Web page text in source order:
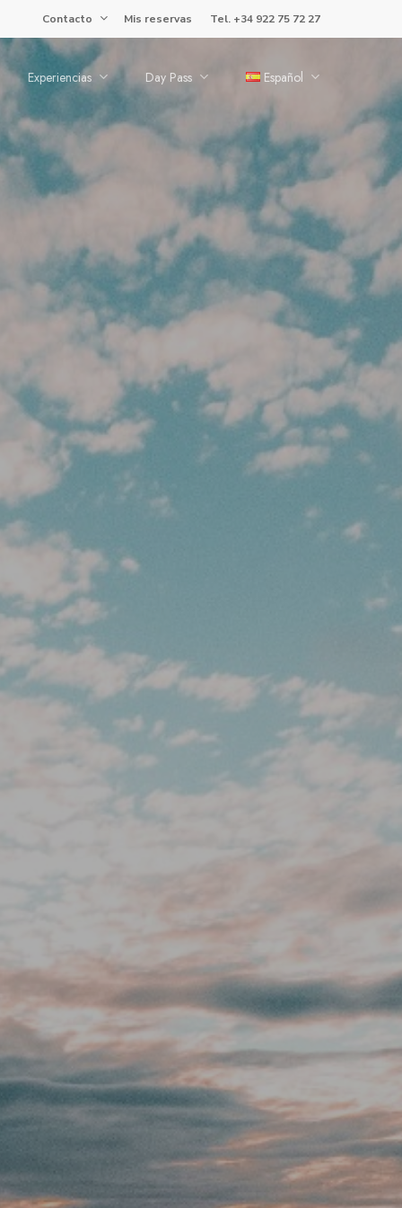
Contacto Mis reservas Tel. +34 922 75 72 27
Experiencias Day Pass Español